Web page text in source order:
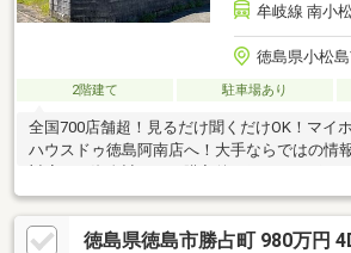
牟岐線 南小
徳島県小松
2階建て 駐車場あり
全国700店舗超！見るだけ聞くだけOK！マイ
ハウスドゥ徳島阿南店へ！大手ならではの情
任せください！
徳島県徳島市勝占町 980万円